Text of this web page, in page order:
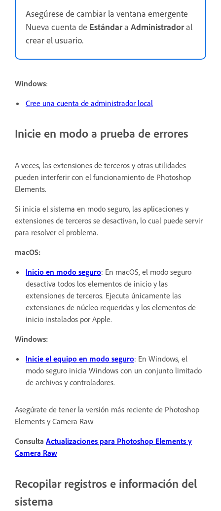
Asegúrese de cambiar la ventana emergente
Nueva cuenta de Estándara Administradoral
crear el usuario.
Windows:
Cree una cuenta de administrador local
Inicie en modo a prueba de errores
A veces, las extensiones de terceros y otras utilidades
pueden interferir con el funcionamiento de Photoshop
Elements.
Si inicia el sistema en modo seguro, las aplicaciones y
extensiones de terceros se desactivan, lo cual puede servir
para resolver el problema.
macOS:
Inicio en modo seguro: En macOS, el modo seguro
desactiva todos los elementos de inicio y las
extensiones de terceros. Ejecuta únicamente las
extensiones de núcleo requeridas y los elementos de
inicio instalados por Apple.
Windows:
Inicie el equipo en modo seguro: En Windows, el
modo seguro inicia Windows con un conjunto limitado
de archivos y controladores.
Asegúrate de tener la versión más reciente de Photoshop
Elements y Camera Raw
Consulta Actualizaciones para Photoshop Elements y
Camera Raw
Recopilar registros e información del
sistema